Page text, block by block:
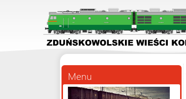
Menu